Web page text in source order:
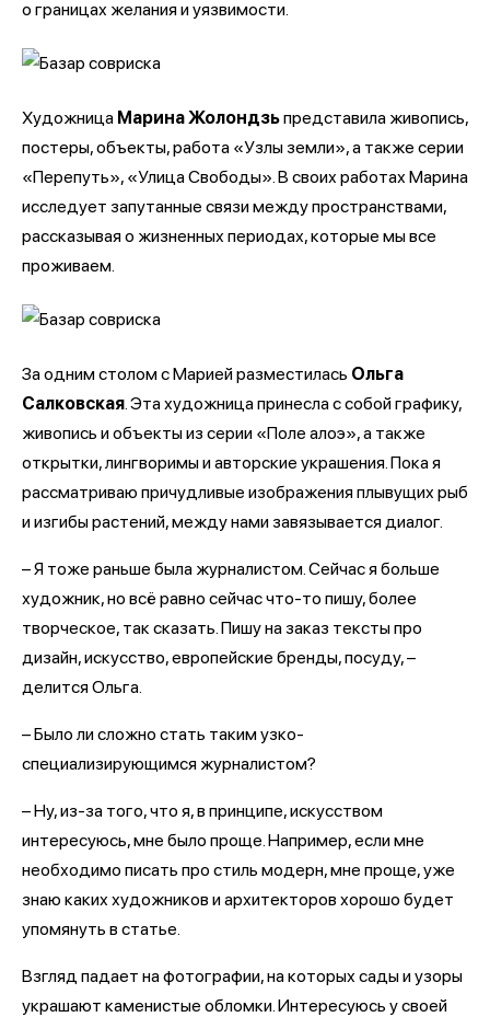
о границах желания и уязвимости.
Художница Марина Жолондзьпредставила живопись,
постеры, объекты, работа «Узлы земли», а также серии
«Перепуть», «Улица Свободы». В своих работах Марина
исследует запутанные связи между пространствами,
рассказывая о жизненных периодах, которые мы все
проживаем.
За одним столом с Марией разместилась Ольга
Салковская . Эта художница принесла с собой графику,
живопись и объекты из серии «Поле алоэ», а также
открытки, лингворимы и авторские украшения. Пока я
рассматриваю причудливые изображения плывущих рыб
и изгибы растений, между нами завязывается диалог.
– Я тоже раньше была журналистом. Сейчас я больше
художник, но всё равно сейчас что-то пишу, более
творческое, так сказать. Пишу на заказ тексты про
дизайн, искусство, европейские бренды, посуду, –
делится Ольга.
– Было ли сложно стать таким узко-
специализирующимся журналистом?
– Ну, из-за того, что я, в принципе, искусством
интересуюсь, мне было проще. Например, если мне
необходимо писать про стиль модерн, мне проще, уже
знаю каких художников и архитекторов хорошо будет
упомянуть в статье.
Взгляд падает на фотографии, на которых сады и узоры
украшают каменистые обломки. Интересуюсь у своей